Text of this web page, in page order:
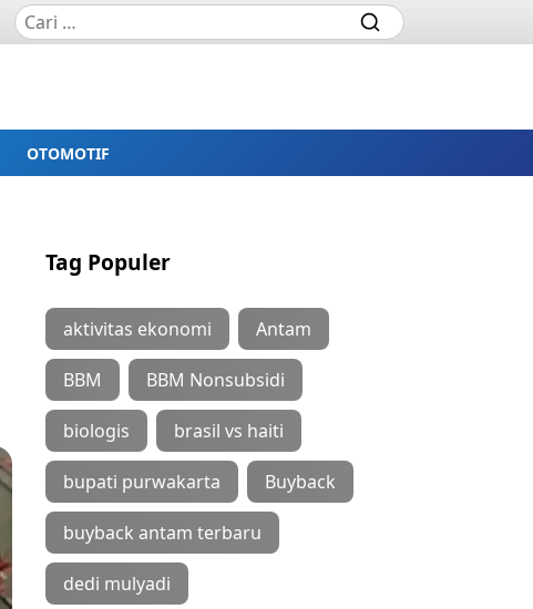
OTOMOTIF
Tag Populer
aktivitas ekonomi Antam
BBM BBM Nonsubsidi
biologis brasil vs haiti
bupati purwakarta Buyback
buyback antam terbaru
dedi mulyadi